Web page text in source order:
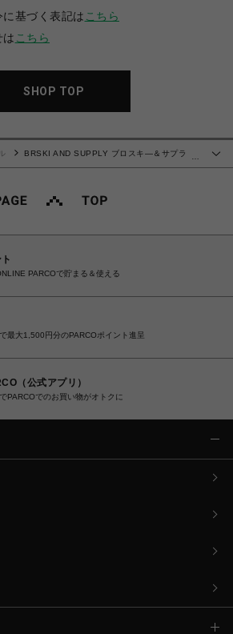
基づく表記は こちら
は こちら
SHOP TOP
…
BRSKI AND SUPPLY ブロスキ―＆サプラ
PARCOで貯まる＆使える
最大1,500円分のPARCOポイント進呈
（公式アプリ）
PARCOでのお買い物がオトクに